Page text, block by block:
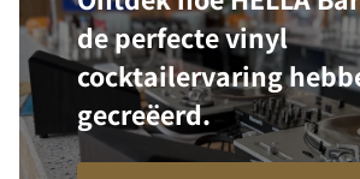
de perfecte vinyl
cocktailervaring
gecreëerd.